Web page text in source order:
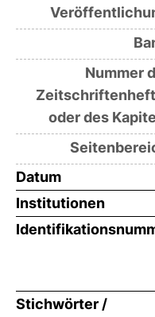
Nummer
oder des
Datum
Institutionen
Stichwörter /